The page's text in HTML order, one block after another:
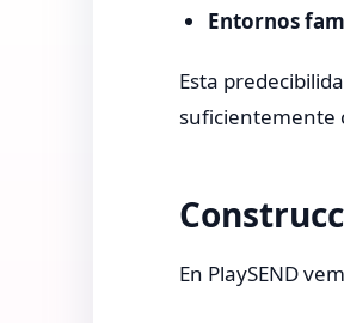
Entornos
Esta
suficientemente
En PlaySEND